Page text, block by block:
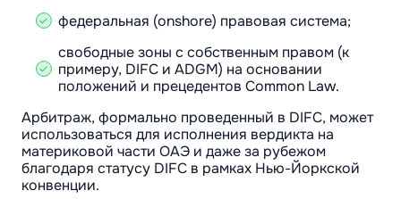
федеральная (onshore) правовая система;
свободные зоны с собственным правом (к
примеру, DIFC и ADGM) на основании
положений и прецедентов Common Law.
Арбитраж, формально проведенный в DIFC, может
использоваться для исполнения вердикта на
материковой части ОАЭ и даже за рубежом
благодаря статусу DIFC в рамках Нью-Йоркской
конвенции.